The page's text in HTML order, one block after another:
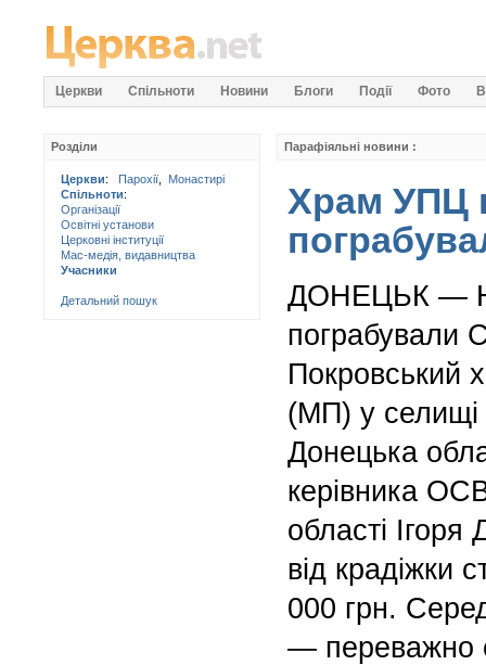
Церкви Спільноти Новини Блоги Події Фото
Розділи
Церкви: Парохії
Монастирі
Спільноти:
Організації
Освітні установи
Церковні інституції
Мас-медія, видавництва
Учасники
Детальний пошук
Парафіяльні новини :
Храм УПЦ
ДОНЕЦЬК —
пограбували
Покровський
(МП) у селищі
Донецька
керівника
області Ігоря
від крадіжки
000 грн.
— переважно